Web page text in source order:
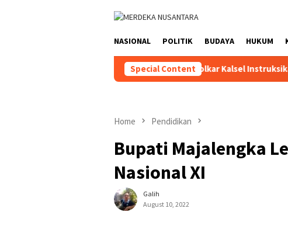
NASIONAL POLITIK BUDAYA HUKUM
Special Content
DPD Partai Golkar Kalsel Instruksikan
Home Pendidikan
Bupati Majalengka
Nasional XI
Galih
August 10, 2022